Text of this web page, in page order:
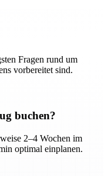
Fragen rund um
vorbereitet sind.
buchen?
2–4 Wochen im
optimal einplanen.